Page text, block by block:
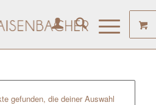
gefunden, die deiner Auswahl